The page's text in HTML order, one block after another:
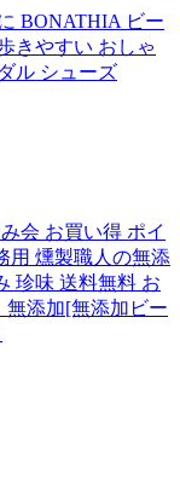
BONATHIA ビー
きやすい おしゃ
ル シューズ
会 お買い得 ポイ
用 燻製職人の無添
珍味 送料無料 お
無添加[無添加ビー